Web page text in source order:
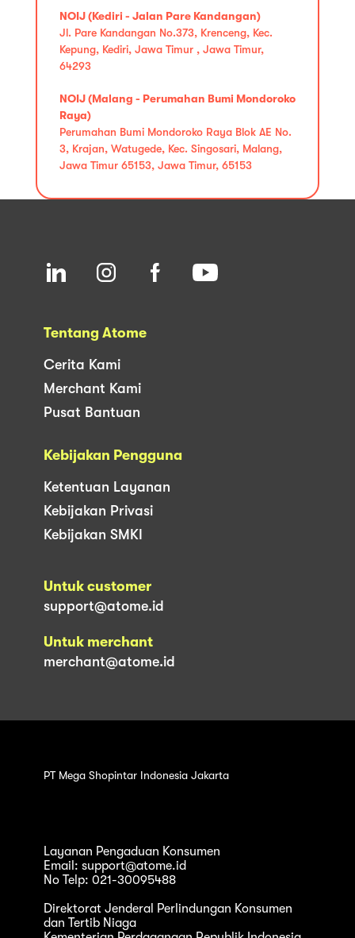
NOIJ (Kediri - Jalan Pare Kandangan)
Jl. Pare Kandangan No.373, Krenceng, Kec.
Kepung, Kediri, Jawa Timur , Jawa Timur,
64293
NOIJ (Malang - Perumahan Bumi Mondoroko
Raya)
Perumahan Bumi Mondoroko Raya Blok AE No.
3, Krajan, Watugede, Kec. Singosari, Malang,
Jawa Timur 65153, Jawa Timur, 65153
Tentang Atome
Cerita Kami
Merchant Kami
Pusat Bantuan
Kebijakan Pengguna
Ketentuan Layanan
Kebijakan Privasi
Kebijakan SMKI
Untuk customer
support@atome.id
Untuk merchant
merchant@atome.id
PT Mega Shopintar Indonesia Jakarta
Layanan Pengaduan Konsumen
Email: support@atome.id
No Telp: 021-30095488
Direktorat Jenderal Perlindungan Konsumen
dan Tertib Niaga